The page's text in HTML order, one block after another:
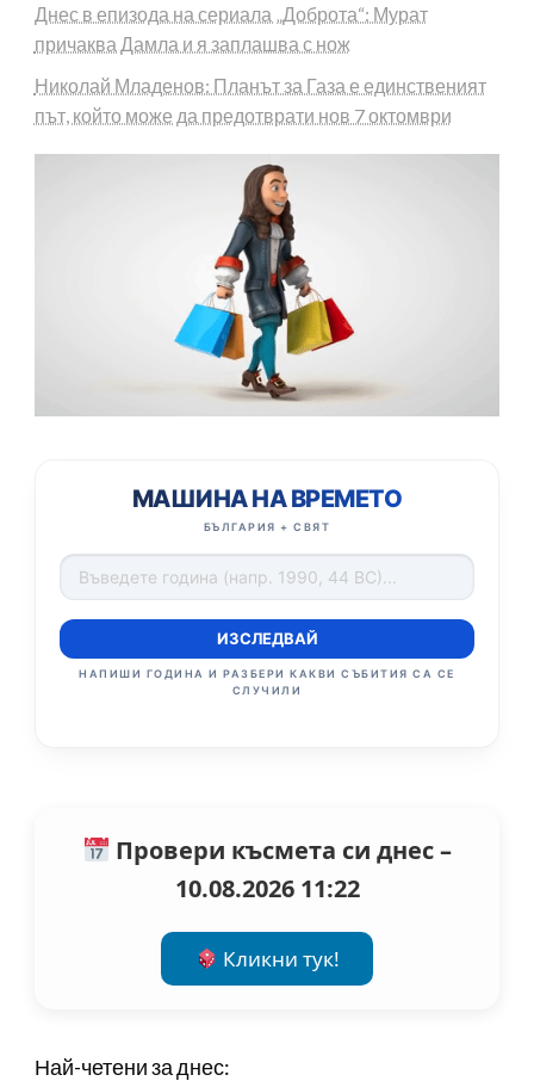
Днес в епизода на сериала „Доброта“: Мурат
причаква Дамла и я заплашва с нож
Николай Младенов: Планът за Газа е единственият
път, който може да предотврати нов 7 октомври
МАШИНА НА ВРЕМЕТО
БЪЛГАРИЯ + СВЯТ
ИЗСЛЕДВАЙ
НАПИШИ ГОДИНА И РАЗБЕРИ КАКВИ СЪБИТИЯ СА СЕ
СЛУЧИЛИ
Провери късмета си днес –
10.08.2026 11:22
Кликни тук!
Най-четени за днес: